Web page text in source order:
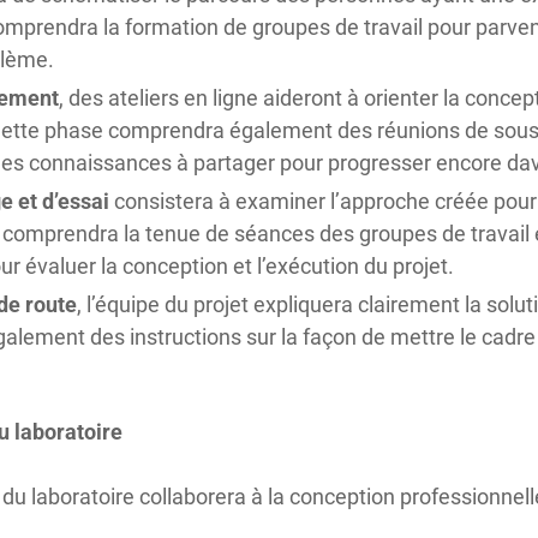
la formation de groupes de travail pour
, des ateliers en ligne aideront à orienter la
phase comprendra également des réunions de
connaissances à partager pour progresser encore
et d’essai consistera à examiner l’approche créée
la tenue de séances des groupes de
évaluer la conception et l’exécution du projet.
route, l’équipe du projet expliquera clairement la
des instructions sur la façon de mettre le cadre
laboratoire
laboratoire collaborera à la conception